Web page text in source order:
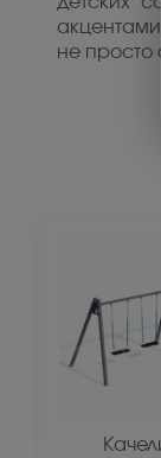
не просто